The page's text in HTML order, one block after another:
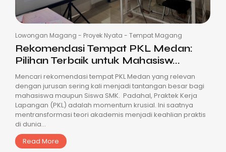
Lowongan Magang - Proyek Nyata - Tempat Magang
Rekomendasi Tempat PKL Medan:
Pilihan Terbaik untuk Mahasisw...
Mencari rekomendasi tempat PKL Medan yang relevan
dengan jurusan sering kali menjadi tantangan besar bagi
mahasiswa maupun Siswa SMK. Padahal, Praktek Kerja
Lapangan (PKL) adalah momentum krusial. Ini saatnya
mentransformasi teori akademis menjadi keahlian praktis
di dunia...
Read More